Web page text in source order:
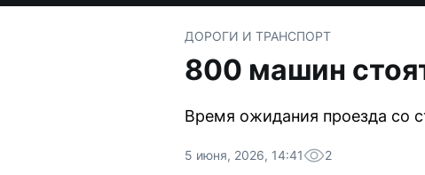
ДОРОГИ И ТРАНСПОРТ
800 машин
Время ожидания проезда со
5 июня, 2026, 14:41 2